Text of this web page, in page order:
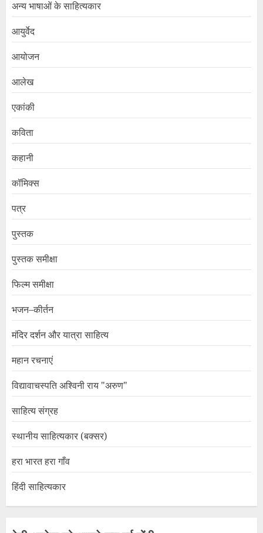
अन्य भाषाओं के साहित्यकार
आयुर्वेद
आयोजन
आलेख
एकांकी
कविता
कहानी
कॉमिक्स
पत्र
पुस्तक
पुस्तक समीक्षा
फिल्म समीक्षा
भजन–कीर्तन
मंदिर दर्शन और यात्रा साहित्य
महान रचनाएं
विद्यावाचस्पति अश्विनी राय "अरुण"
साहित्य संग्रह
स्थानीय साहित्यकार (बक्सर)
हरा भारत हरा गाँव
हिंदी साहित्यकार